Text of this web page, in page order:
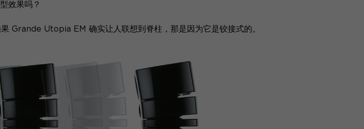
效果吗？
Grande Utopia EM 确实让人联想到脊柱，那是因为它是铰接式的。